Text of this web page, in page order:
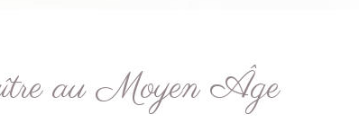
au Moyen Âge